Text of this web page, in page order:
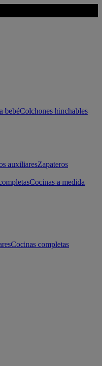
bebéColchones hinchables
auxiliaresZapateros
Cocinas a medida
Cocinas completas